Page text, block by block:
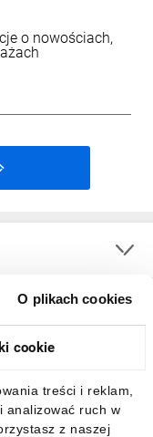
O plikach cookies
cookie
treści i reklam,
analizować ruch w
z naszej
o nowościach,